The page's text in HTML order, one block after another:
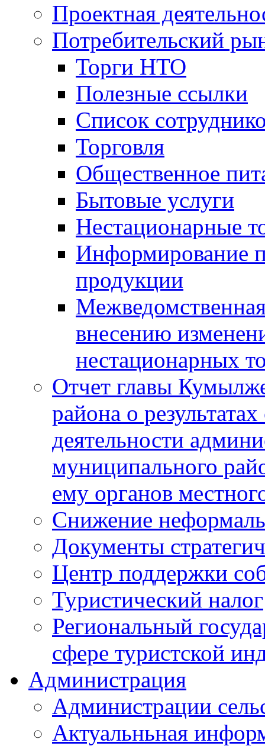
Проектная
Потребительский
Торги НТО
Полезные ссылки
Список
Торговля
Общественное
Бытовые услуги
Нестационарные
Информирование
продукции
внесению
нестационарных
Отчет главы
района о
деятельности
муниципального
ему органов
Снижение
Документы
Центр поддержки
Туристический налог
Региональный
сфере туристской
Администрация
Администрации
Актуальньная